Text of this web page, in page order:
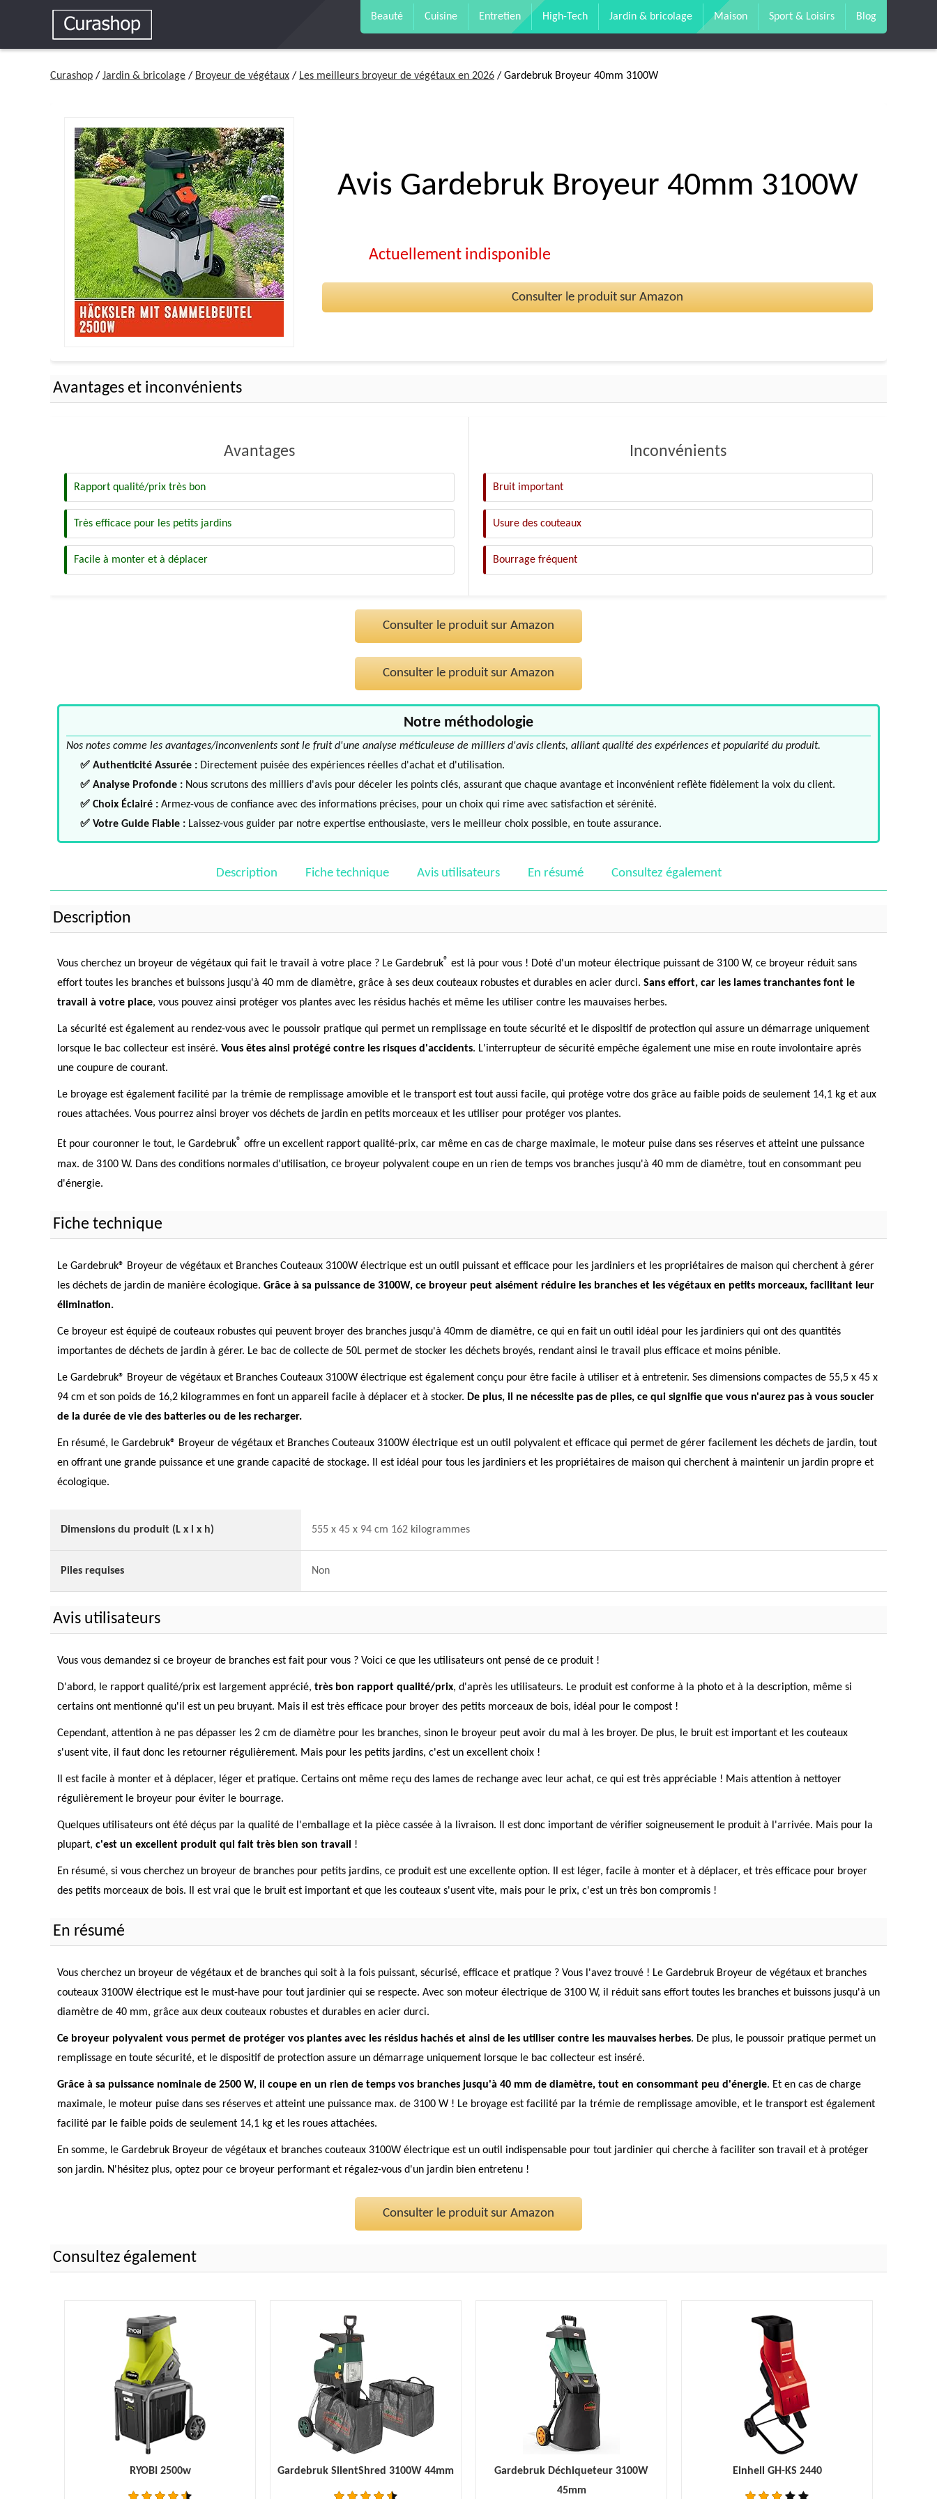
Beauté Cuisine Entretien High-Tech Jardin & bricolage Maison Sport & Loisirs Blog
Curashop / Jardin & bricolage / Broyeur de végétaux / Les meilleurs broyeur de végétaux en 2026 / Gardebruk Broyeur 40mm 3100W
Avis Gardebruk Broyeur 40mm 3100W
Actuellement indisponible
Consulter le produit sur Amazon
Avantages et inconvénients
Avantages
Rapport qualité/prix très bon
Très efficace pour les petits jardins
Facile à monter et à déplacer
Inconvénients
Bruit important
Usure des couteaux
Bourrage fréquent
Consulter le produit sur Amazon
Consulter le produit sur Amazon
Notre méthodologie
Nos notes comme les avantages/inconvenients sont le fruit d'une analyse méticuleuse de milliers d'avis clients, alliant qualité des expériences et popularité du produit.
✅ Authenticité Assurée : Directement puisée des expériences réelles d'achat et d'utilisation.
✅ Analyse Profonde : Nous scrutons des milliers d'avis pour déceler les points clés, assurant que chaque avantage et inconvénient reflète fidèlement la voix du client.
✅ Choix Éclairé : Armez-vous de confiance avec des informations précises, pour un choix qui rime avec satisfaction et sérénité.
✅ Votre Guide Fiable : Laissez-vous guider par notre expertise enthousiaste, vers le meilleur choix possible, en toute assurance.
Description Fiche technique Avis utilisateurs En résumé Consultez également
Description
Vous cherchez un broyeur de végétaux qui fait le travail à votre place ? Le Gardebruk® est là pour vous ! Doté d'un moteur électrique puissant de 3100 W, ce broyeur réduit sans
effort toutes les branches et buissons jusqu'à 40 mm de diamètre, grâce à ses deux couteaux robustes et durables en acier durci. Sans effort, car les lames tranchantes font le
travail à votre place, vous pouvez ainsi protéger vos plantes avec les résidus hachés et même les utiliser contre les mauvaises herbes.
La sécurité est également au rendez-vous avec le poussoir pratique qui permet un remplissage en toute sécurité et le dispositif de protection qui assure un démarrage uniquement
lorsque le bac collecteur est inséré. Vous êtes ainsi protégé contre les risques d'accidents. L'interrupteur de sécurité empêche également une mise en route involontaire après
une coupure de courant.
Le broyage est également facilité par la trémie de remplissage amovible et le transport est tout aussi facile, qui protège votre dos grâce au faible poids de seulement 14,1 kg et aux
roues attachées. Vous pourrez ainsi broyer vos déchets de jardin en petits morceaux et les utiliser pour protéger vos plantes.
Et pour couronner le tout, le Gardebruk® offre un excellent rapport qualité-prix, car même en cas de charge maximale, le moteur puise dans ses réserves et atteint une puissance
max. de 3100 W. Dans des conditions normales d'utilisation, ce broyeur polyvalent coupe en un rien de temps vos branches jusqu'à 40 mm de diamètre, tout en consommant peu
d'énergie.
Fiche technique
Le Gardebruk® Broyeur de végétaux et Branches Couteaux 3100W électrique est un outil puissant et efficace pour les jardiniers et les propriétaires de maison qui cherchent à gérer
les déchets de jardin de manière écologique. Grâce à sa puissance de 3100W, ce broyeur peut aisément réduire les branches et les végétaux en petits morceaux, facilitant leur
élimination.
Ce broyeur est équipé de couteaux robustes qui peuvent broyer des branches jusqu'à 40mm de diamètre, ce qui en fait un outil idéal pour les jardiniers qui ont des quantités
importantes de déchets de jardin à gérer. Le bac de collecte de 50L permet de stocker les déchets broyés, rendant ainsi le travail plus efficace et moins pénible.
Le Gardebruk® Broyeur de végétaux et Branches Couteaux 3100W électrique est également conçu pour être facile à utiliser et à entretenir. Ses dimensions compactes de 55,5 x 45 x
94 cm et son poids de 16,2 kilogrammes en font un appareil facile à déplacer et à stocker. De plus, il ne nécessite pas de piles, ce qui signifie que vous n'aurez pas à vous soucier
de la durée de vie des batteries ou de les recharger.
En résumé, le Gardebruk® Broyeur de végétaux et Branches Couteaux 3100W électrique est un outil polyvalent et efficace qui permet de gérer facilement les déchets de jardin, tout
en offrant une grande puissance et une grande capacité de stockage. Il est idéal pour tous les jardiniers et les propriétaires de maison qui cherchent à maintenir un jardin propre et
écologique.
Dimensions du produit (L x l x h) 555 x 45 x 94 cm 162 kilogrammes
Piles requises Non
Avis utilisateurs
Vous vous demandez si ce broyeur de branches est fait pour vous ? Voici ce que les utilisateurs ont pensé de ce produit !
D'abord, le rapport qualité/prix est largement apprécié, très bon rapport qualité/prix, d'après les utilisateurs. Le produit est conforme à la photo et à la description, même si
certains ont mentionné qu'il est un peu bruyant. Mais il est très efficace pour broyer des petits morceaux de bois, idéal pour le compost !
Cependant, attention à ne pas dépasser les 2 cm de diamètre pour les branches, sinon le broyeur peut avoir du mal à les broyer. De plus, le bruit est important et les couteaux
s'usent vite, il faut donc les retourner régulièrement. Mais pour les petits jardins, c'est un excellent choix !
Il est facile à monter et à déplacer, léger et pratique. Certains ont même reçu des lames de rechange avec leur achat, ce qui est très appréciable ! Mais attention à nettoyer
régulièrement le broyeur pour éviter le bourrage.
Quelques utilisateurs ont été déçus par la qualité de l'emballage et la pièce cassée à la livraison. Il est donc important de vérifier soigneusement le produit à l'arrivée. Mais pour la
plupart, c'est un excellent produit qui fait très bien son travail !
En résumé, si vous cherchez un broyeur de branches pour petits jardins, ce produit est une excellente option. Il est léger, facile à monter et à déplacer, et très efficace pour broyer
des petits morceaux de bois. Il est vrai que le bruit est important et que les couteaux s'usent vite, mais pour le prix, c'est un très bon compromis !
En résumé
Vous cherchez un broyeur de végétaux et de branches qui soit à la fois puissant, sécurisé, efficace et pratique ? Vous l'avez trouvé ! Le Gardebruk Broyeur de végétaux et branches
couteaux 3100W électrique est le must-have pour tout jardinier qui se respecte. Avec son moteur électrique de 3100 W, il réduit sans effort toutes les branches et buissons jusqu'à un
diamètre de 40 mm, grâce aux deux couteaux robustes et durables en acier durci.
Ce broyeur polyvalent vous permet de protéger vos plantes avec les résidus hachés et ainsi de les utiliser contre les mauvaises herbes. De plus, le poussoir pratique permet un
remplissage en toute sécurité, et le dispositif de protection assure un démarrage uniquement lorsque le bac collecteur est inséré.
Grâce à sa puissance nominale de 2500 W, il coupe en un rien de temps vos branches jusqu'à 40 mm de diamètre, tout en consommant peu d'énergie. Et en cas de charge
maximale, le moteur puise dans ses réserves et atteint une puissance max. de 3100 W ! Le broyage est facilité par la trémie de remplissage amovible, et le transport est également
facilité par le faible poids de seulement 14,1 kg et les roues attachées.
En somme, le Gardebruk Broyeur de végétaux et branches couteaux 3100W électrique est un outil indispensable pour tout jardinier qui cherche à faciliter son travail et à protéger
son jardin. N'hésitez plus, optez pour ce broyeur performant et régalez-vous d'un jardin bien entretenu !
Consulter le produit sur Amazon
Consultez également
RYOBI 2500w Gardebruk SilentShred 3100W 44mm
Gardebruk Déchiqueteur 3100W
45mm
Einhell GH-KS 2440